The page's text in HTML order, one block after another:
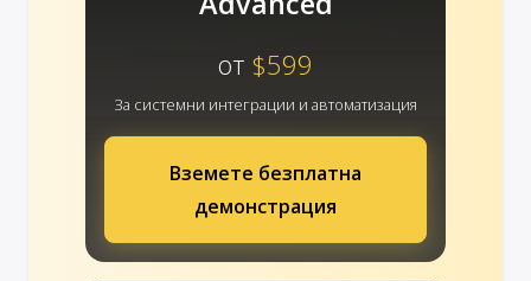
от $599
За системни интеграции и автоматизация
Вземете безплатна
демонстрация